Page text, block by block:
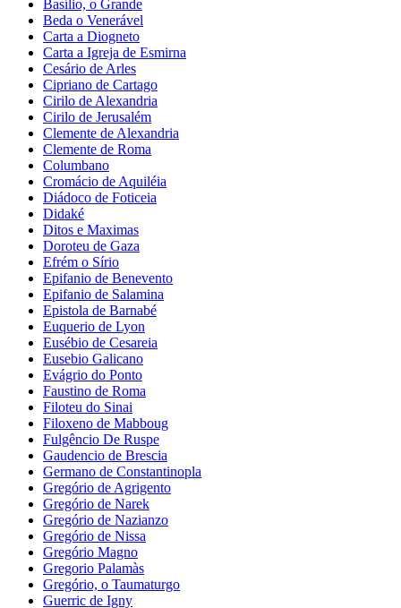
Basílio, o Grande
Beda o Venerável
Carta a Diogneto
Carta a Igreja de Esmirna
Cesário de Arles
Cipriano de Cartago
Cirilo de Alexandria
Cirilo de Jerusalém
Clemente de Alexandria
Clemente de Roma
Columbano
Cromácio de Aquiléia
Diádoco de Foticeia
Didaké
Ditos e Maximas
Doroteu de Gaza
Efrém o Sírio
Epifanio de Benevento
Epifanio de Salamina
Epistola de Barnabé
Euquerio de Lyon
Eusébio de Cesareia
Eusebio Galicano
Evágrio do Ponto
Faustino de Roma
Filoteu do Sinai
Filoxeno de Mabboug
Fulgêncio De Ruspe
Gaudencio de Brescia
Germano de Constantinopla
Gregório de Agrigento
Gregório de Narek
Gregório de Nazianzo
Gregório de Nissa
Gregório Magno
Gregorio Palamàs
Gregório, o Taumaturgo
Guerric de Igny